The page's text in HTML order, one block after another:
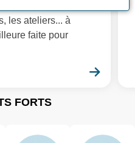
les ateliers... à
faite pour
FORTS